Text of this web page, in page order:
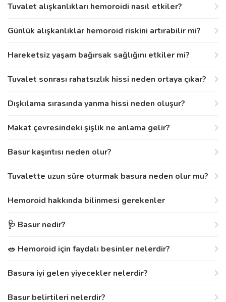
Tuvalet alışkanlıkları hemoroidi nasıl etkiler?
Günlük alışkanlıklar hemoroid riskini artırabilir mi?
Hareketsiz yaşam bağırsak sağlığını etkiler mi?
Tuvalet sonrası rahatsızlık hissi neden ortaya çıkar?
Dışkılama sırasında yanma hissi neden oluşur?
Makat çevresindeki şişlik ne anlama gelir?
Basur kaşıntısı neden olur?
Tuvalette uzun süre oturmak basura neden olur mu?
Hemoroid hakkında bilinmesi gerekenler
🩺 Basur nedir?
🥗 Hemoroid için faydalı besinler nelerdir?
Basura iyi gelen yiyecekler nelerdir?
Basur belirtileri nelerdir?